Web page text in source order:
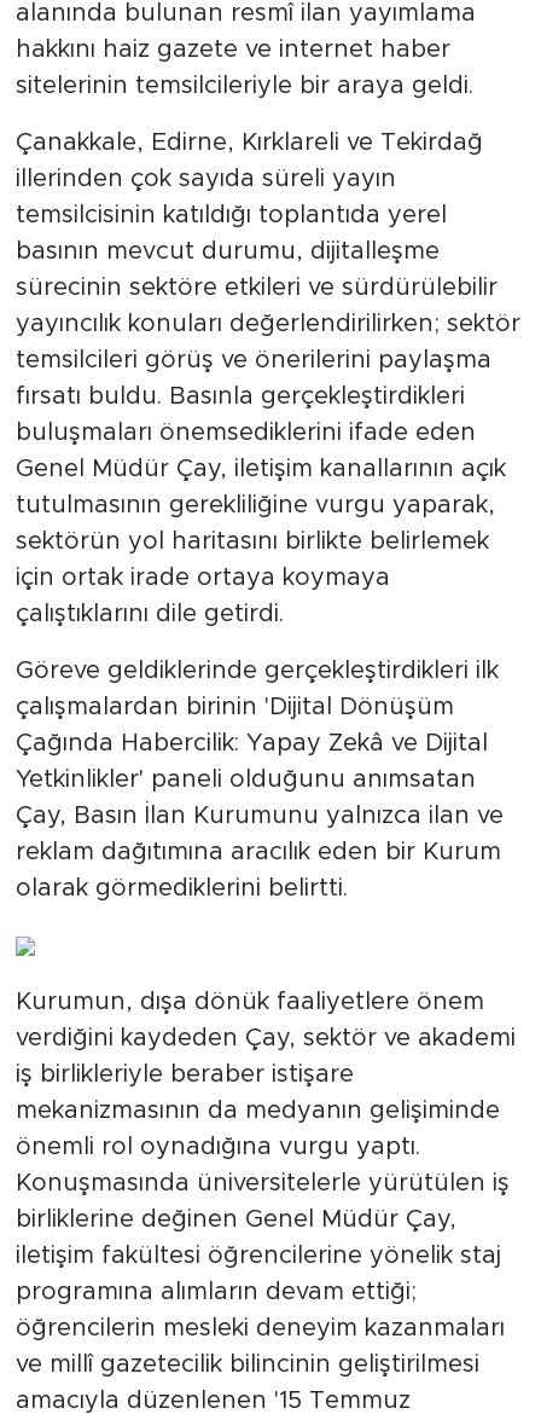
alanında bulunan resmî ilan yayımlama
hakkını haiz gazete ve internet haber
sitelerinin temsilcileriyle bir araya geldi.
Çanakkale, Edirne, Kırklareli ve Tekirdağ
illerinden çok sayıda süreli yayın
temsilcisinin katıldığı toplantıda yerel
basının mevcut durumu, dijitalleşme
sürecinin sektöre etkileri ve sürdürülebilir
yayıncılık konuları değerlendirilirken; sektör
temsilcileri görüş ve önerilerini paylaşma
fırsatı buldu. Basınla gerçekleştirdikleri
buluşmaları önemsediklerini ifade eden
Genel Müdür Çay, iletişim kanallarının açık
tutulmasının gerekliliğine vurgu yaparak,
sektörün yol haritasını birlikte belirlemek
için ortak irade ortaya koymaya
çalıştıklarını dile getirdi.
Göreve geldiklerinde gerçekleştirdikleri ilk
çalışmalardan birinin 'Dijital Dönüşüm
Çağında Habercilik: Yapay Zekâ ve Dijital
Yetkinlikler' paneli olduğunu anımsatan
Çay, Basın İlan Kurumunu yalnızca ilan ve
reklam dağıtımına aracılık eden bir Kurum
olarak görmediklerini belirtti.
Kurumun, dışa dönük faaliyetlere önem
verdiğini kaydeden Çay, sektör ve akademi
iş birlikleriyle beraber istişare
mekanizmasının da medyanın gelişiminde
önemli rol oynadığına vurgu yaptı.
Konuşmasında üniversitelerle yürütülen iş
birliklerine değinen Genel Müdür Çay,
iletişim fakültesi öğrencilerine yönelik staj
programına alımların devam ettiği;
öğrencilerin mesleki deneyim kazanmaları
ve millî gazetecilik bilincinin geliştirilmesi
amacıyla düzenlenen '15 Temmuz